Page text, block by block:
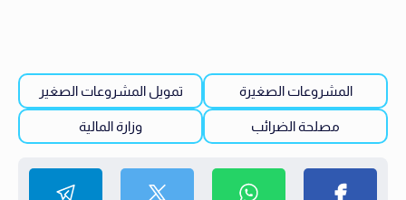
المشروعات الصغيرة تمويل المشروعات الصغير
مصلحة الضرائب وزارة المالية